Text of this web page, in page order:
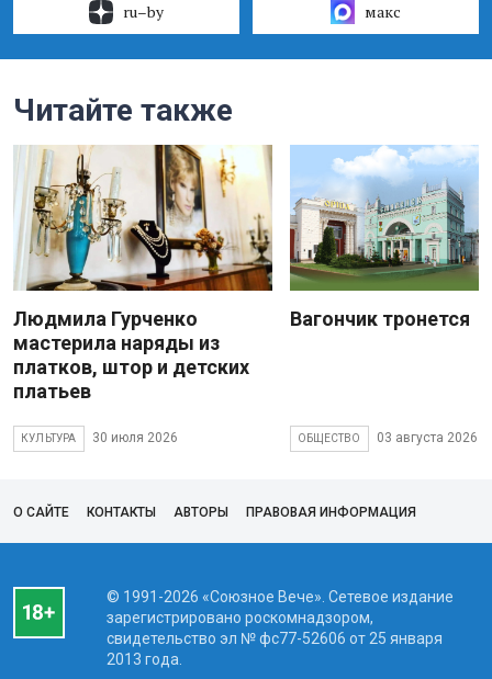
ru–by макс
Читайте также
Людмила Гурченко
мастерила наряды из
платков, штор и детских
платьев
КУЛЬТУРА 30 июля 2026
Вагончик тронется
ОБЩЕСТВО 03 августа 2026
О САЙТЕ КОНТАКТЫ АВТОРЫ ПРАВОВАЯ ИНФОРМАЦИЯ
© 1991-2026 «Союзное Вече». Сетевое издание
зарегистрировано роскомнадзором,
свидетельство эл № фc77-52606 от 25 января
2013 года.